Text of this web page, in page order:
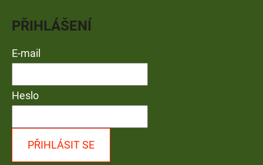
PŘIHLÁŠENÍ
E-mail
Heslo
PŘIHLÁSIT SE